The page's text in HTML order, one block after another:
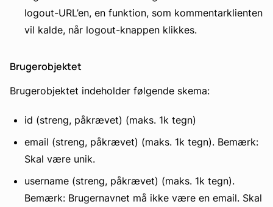
logout-URL’en, en funktion, som kommentarklienten
vil kalde, når logout-knappen klikkes.
Brugerobjektet
Brugerobjektet indeholder følgende skema:
id (streng, påkrævet) (maks. 1k tegn)
email (streng, påkrævet) (maks. 1k tegn). Bemærk:
Skal være unik.
username (streng, påkrævet) (maks. 1k tegn).
Bemærk: Brugernavnet må ikke være en email. Skal